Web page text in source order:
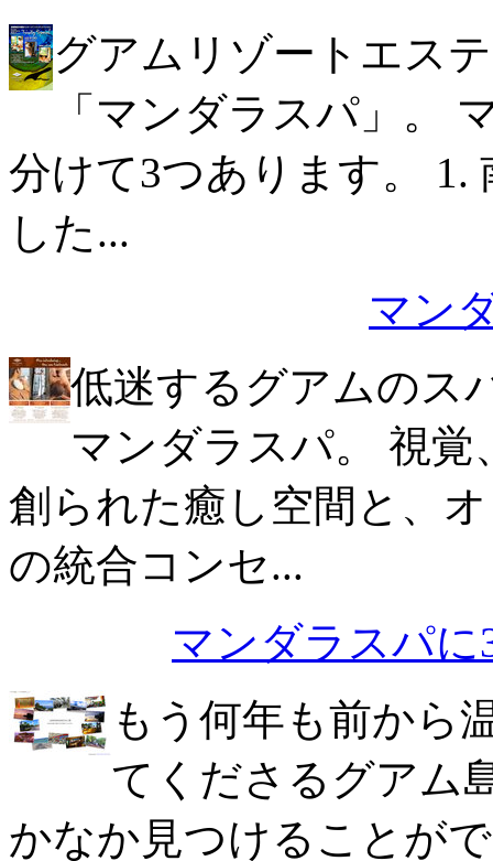
グアムリゾートエス
「マンダラスパ」。
分けて3つあります。 1.
した...
マン
低迷するグアムのス
マンダラスパ。 視
創られた癒し空間と、
の統合コンセ...
マンダラスパ
もう何年も前から
てくださるグアム
かなか見つけることが